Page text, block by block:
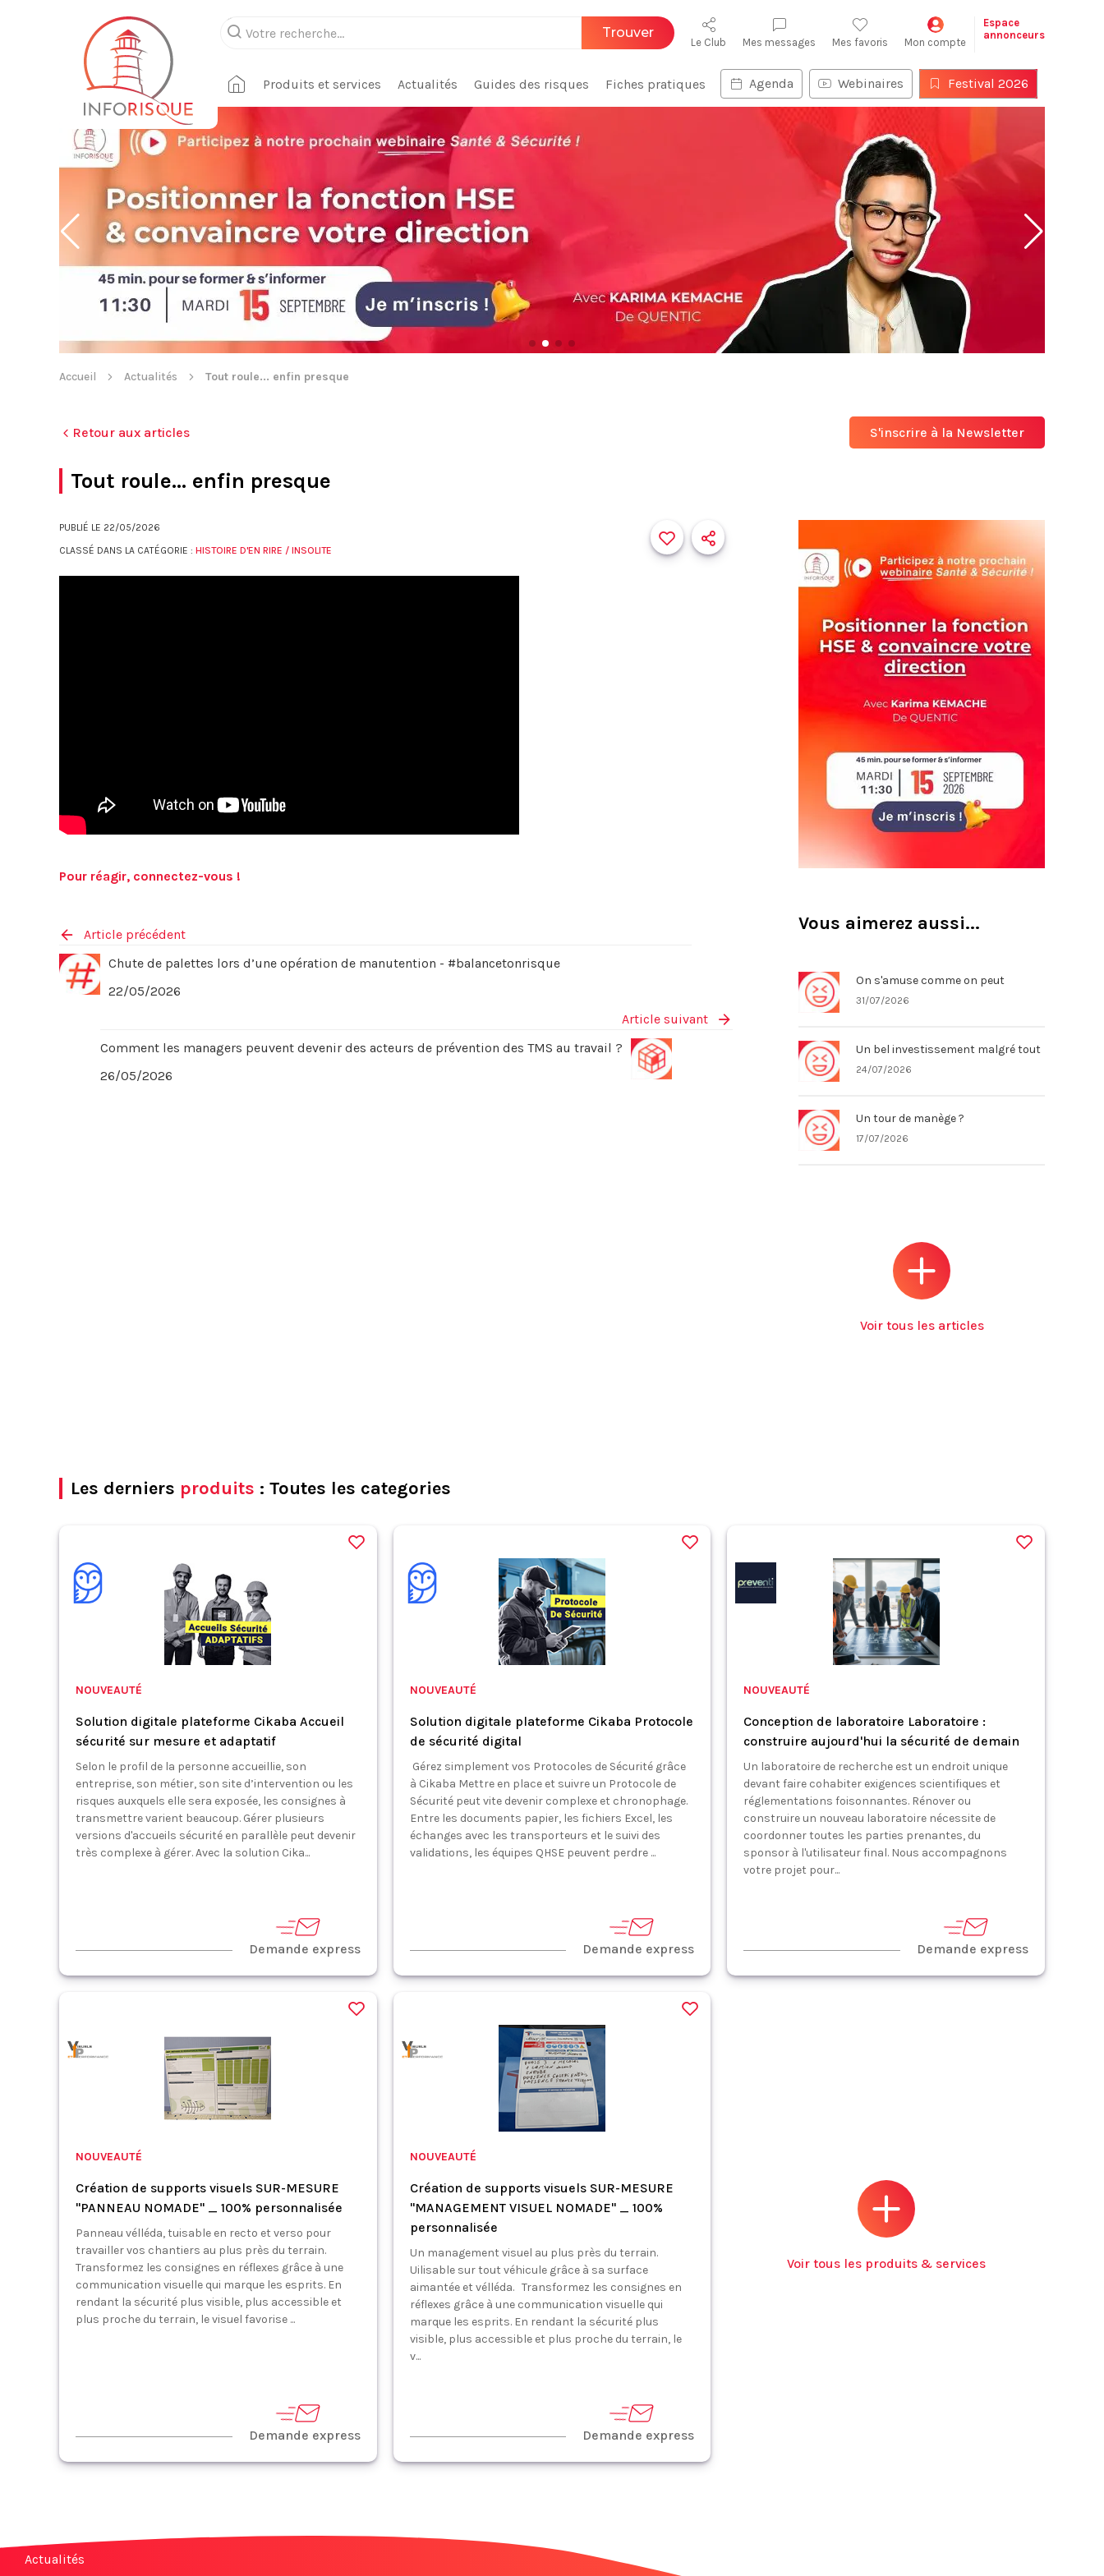
Trouver
Le Club Mes messages Mes favoris Mon compte
Espace
annonceurs
Produits et services Actualités Guides des risques Fiches pratiques Agenda Webinaires Festival 2026
Accueil Actualités Tout roule... enfin presque
Retour aux articles S'inscrire à la Newsletter
Tout roule... enfin presque
PUBLIÉ LE 22/05/2026
CLASSÉ DANS LA CATÉGORIE : HISTOIRE D'EN RIRE / INSOLITE
Pour réagir, connectez-vous !
Article précédent
Chute de palettes lors d’une opération de manutention - #balancetonrisque
22/05/2026
Article suivant
Comment les managers peuvent devenir des acteurs de prévention des TMS au travail ?
26/05/2026
Vous aimerez aussi...
On s'amuse comme on peut
31/07/2026
Un bel investissement malgré tout
24/07/2026
Un tour de manège ?
17/07/2026
Voir tous les articles
Les derniers produits : Toutes les categories
NOUVEAUTÉ
Solution digitale plateforme Cikaba Accueil
sécurité sur mesure et adaptatif
Selon le profil de la personne accueillie, son
entreprise, son métier, son site d’intervention ou les
risques auxquels elle sera exposée, les consignes à
transmettre varient beaucoup. Gérer plusieurs
versions d'accueils sécurité en parallèle peut devenir
très complexe à gérer. Avec la solution Cika...
Demande express
NOUVEAUTÉ
Solution digitale plateforme Cikaba Protocole
de sécurité digital
Gérez simplement vos Protocoles de Sécurité grâce
à Cikaba Mettre en place et suivre un Protocole de
Sécurité peut vite devenir complexe et chronophage.
Entre les documents papier, les fichiers Excel, les
échanges avec les transporteurs et le suivi des
validations, les équipes QHSE peuvent perdre ...
Demande express
NOUVEAUTÉ
Conception de laboratoire Laboratoire :
construire aujourd'hui la sécurité de demain
Un laboratoire de recherche est un endroit unique
devant faire cohabiter exigences scientifiques et
réglementations foisonnantes. Rénover ou
construire un nouveau laboratoire nécessite de
coordonner toutes les parties prenantes, du
sponsor à l'utilisateur final. Nous accompagnons
votre projet pour...
Demande express
NOUVEAUTÉ
Création de supports visuels SUR-MESURE
"PANNEAU NOMADE" _ 100% personnalisée
Panneau vélléda, tuisable en recto et verso pour
travailler vos chantiers au plus près du terrain.
Transformez les consignes en réflexes grâce à une
communication visuelle qui marque les esprits. En
rendant la sécurité plus visible, plus accessible et
plus proche du terrain, le visuel favorise ...
Demande express
NOUVEAUTÉ
Création de supports visuels SUR-MESURE
"MANAGEMENT VISUEL NOMADE" _ 100%
personnalisée
Un management visuel au plus près du terrain.
Uilisable sur tout véhicule grâce à sa surface
aimantée et vélléda. Transformez les consignes en
réflexes grâce à une communication visuelle qui
marque les esprits. En rendant la sécurité plus
visible, plus accessible et plus proche du terrain, le
v...
Demande express
Voir tous les produits & services
Actualités